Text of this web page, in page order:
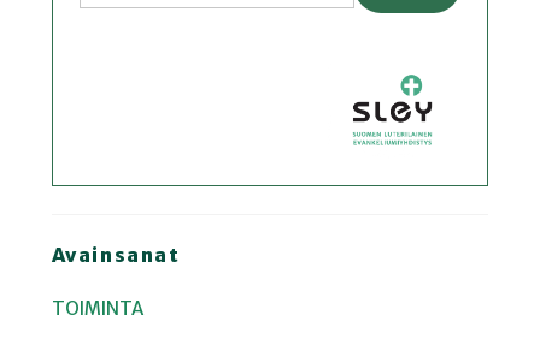
Avainsanat
TOIMINTA